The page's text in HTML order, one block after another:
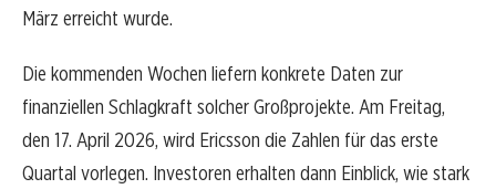
März erreicht wurde.
Die kommenden Wochen liefern konkrete Daten zur
finanziellen Schlagkraft solcher Großprojekte. Am Freitag,
den 17. April 2026, wird Ericsson die Zahlen für das erste
Quartal vorlegen. Investoren erhalten dann Einblick, wie stark